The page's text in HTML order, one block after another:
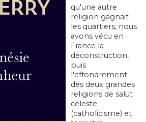
qu'une autre
religion gagnait
les quartiers, nous
avons vécu en
France la
déconstruction,
puis
l'effondrement
des deux grandes
religions de salut
céleste
(catholicisme) et